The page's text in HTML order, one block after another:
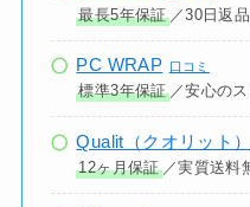
最長5年保証／30日返
PC WRAP 口コミ
標準3年保証／安心の
Qualit（クオリット）
12ヶ月保証／実質送料